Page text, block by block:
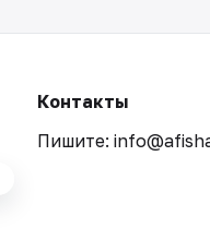
Контакты
Пишите: